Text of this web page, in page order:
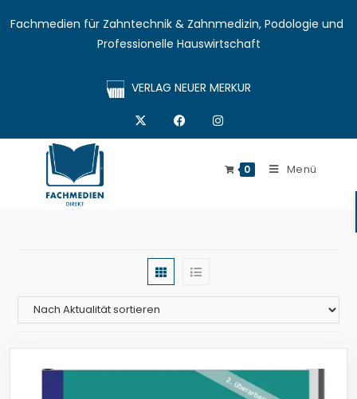
Fachmedien für Zahntechnik & Zahnmedizin, Podologie und
Professionelle Hauswirtschaft
VERLAG NEUER MERKUR
0 Menü